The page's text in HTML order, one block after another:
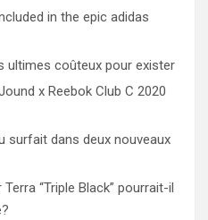
in the epic adidas
ultimes coûteux pour exister
x Reebok Club C 2020
surfait dans deux nouveaux
“Triple Black” pourrait-il